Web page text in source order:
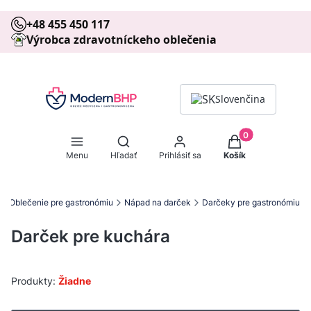
+48 455 450 117
Výrobca zdravotníckeho oblečenia
Slovenčina
Menu
Otvoriť vyhľadávač
Hľadať Prihlásiť sa
Produkty v
Košík
Oblečenie pre gastronómiu Nápad na darček Darčeky pre gastronómiu
Darček pre kuchára
Produkty: Žiadne